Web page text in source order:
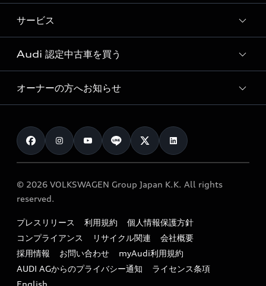
デジタルサービス
試乗車・展示車検索
見積り依頼
試乗予約
特別仕様モデル / 限定モデル
e-tronラインアップ
価格シミュレーション
車両比較
カタログ一覧
純正アクセサリー
オンラインショップ
Audi collection
アウディナビアプリ
サービス
サービス入庫予約
サービスプログラム
メンテナンス
車検 / 定期点検
e-tronアフターサポート
myAudi
Audi 認定中古車を買う
Audi認定中古車
クオリティ
保証
メンテナンス
ファイナンス
キャンペーン / イベント
買取査定
オーナーの方へお知らせ
お知らせ
オーナー様向けキャンペーン
特定整備適用車一覧
リサイクル法
よくある質問（FAQ）
© 2026 VOLKSWAGEN Group Japan K.K. All rights
reserved.
プレスリリース 利用規約
個人情報保護方針
コンプライアンス
リサイクル関連
会社概要
採用情報
お問い合わせ
myAudi利用規約
AUDI AGからのプライバシー通知
ライセンス条項
English